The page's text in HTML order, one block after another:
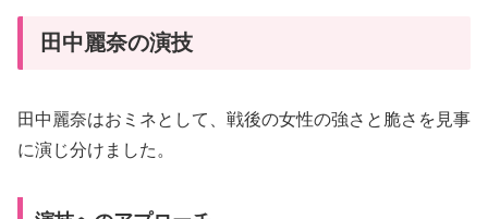
田中麗奈の演技
田中麗奈はおミネとして、戦後の女性の強さと脆さを見事
に演じ分けました。